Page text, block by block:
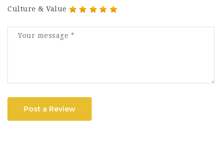
Culture & Value
Post a Review